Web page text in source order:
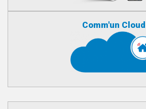
Comm'un Cloud